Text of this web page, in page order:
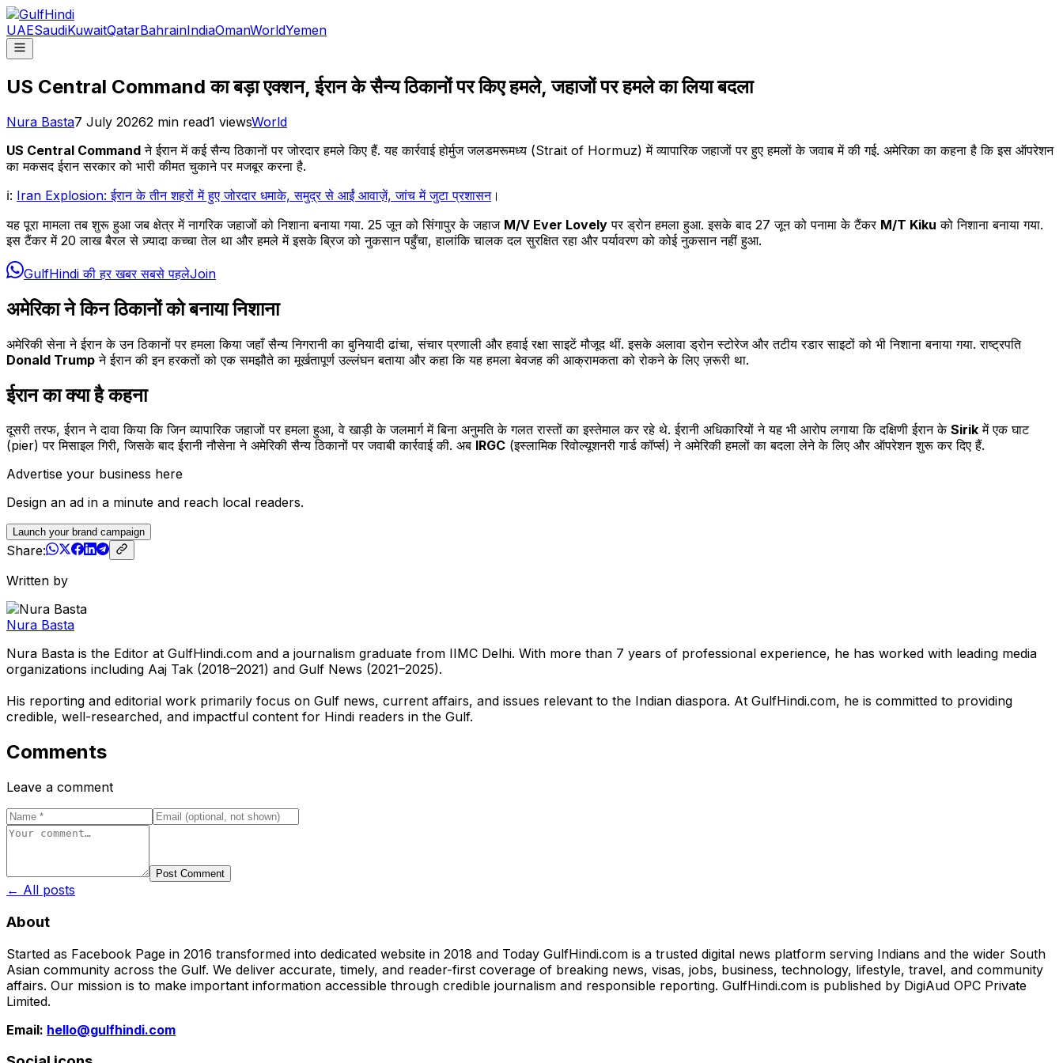
UAESaudiKuwaitQatarBahrainIndiaOmanWorldYemen
US Central Command का बड़ा एक्शन, ईरान के सैन्य ठिकानों पर किए हमले, जहाजों पर हमले का लिया बदला
Nura Basta7 July 20262 min read1 viewsWorld
US Central Command ने ईरान में कई सैन्य ठिकानों पर जोरदार हमले किए हैं. यह कार्रवाई होर्मुज जलडमरूमध्य (Strait of Hormuz) में व्यापारिक जहाजों पर हुए हमलों के जवाब में की गई. अमेरिका का कहना है कि इस ऑपरेशन
का मकसद ईरान सरकार को भारी कीमत चुकाने पर मजबूर करना है.
ℹ️: Iran Explosion: ईरान के तीन शहरों में हुए जोरदार धमाके, समुद्र से आईं आवाज़ें, जांच में जुटा प्रशासन।
यह पूरा मामला तब शुरू हुआ जब क्षेत्र में नागरिक जहाजों को निशाना बनाया गया. 25 जून को सिंगापुर के जहाज M/V Ever Lovely पर ड्रोन हमला हुआ. इसके बाद 27 जून को पनामा के टैंकर M/T Kiku को निशाना बनाया गया.
इस टैंकर में 20 लाख बैरल से ज़्यादा कच्चा तेल था और हमले में इसके ब्रिज को नुकसान पहुँचा, हालांकि चालक दल सुरक्षित रहा और पर्यावरण को कोई नुकसान नहीं हुआ.
GulfHindi की हर खबर सबसे पहलेJoin
अमेरिका ने किन ठिकानों को बनाया निशाना
अमेरिकी सेना ने ईरान के उन ठिकानों पर हमला किया जहाँ सैन्य निगरानी का बुनियादी ढांचा, संचार प्रणाली और हवाई रक्षा साइटें मौजूद थीं. इसके अलावा ड्रोन स्टोरेज और तटीय रडार साइटों को भी निशाना बनाया गया. राष्ट्रपति
Donald Trump ने ईरान की इन हरकतों को एक समझौते का मूर्खतापूर्ण उल्लंघन बताया और कहा कि यह हमला बेवजह की आक्रामकता को रोकने के लिए ज़रूरी था.
ईरान का क्या है कहना
दूसरी तरफ, ईरान ने दावा किया कि जिन व्यापारिक जहाजों पर हमला हुआ, वे खाड़ी के जलमार्ग में बिना अनुमति के गलत रास्तों का इस्तेमाल कर रहे थे. ईरानी अधिकारियों ने यह भी आरोप लगाया कि दक्षिणी ईरान के Sirik में एक घाट
(pier) पर मिसाइल गिरी, जिसके बाद ईरानी नौसेना ने अमेरिकी सैन्य ठिकानों पर जवाबी कार्रवाई की. अब IRGC (इस्लामिक रिवोल्यूशनरी गार्ड कॉर्प्स) ने अमेरिकी हमलों का बदला लेने के लिए और ऑपरेशन शुरू कर दिए हैं.
Advertise your business here
Design an ad in a minute and reach local readers.
Launch your brand campaign
Share:
Written by
Nura Basta
Nura Basta is the Editor at GulfHindi.com and a journalism graduate from IIMC Delhi. With more than 7 years of professional experience, he has worked with leading media
organizations including Aaj Tak (2018–2021) and Gulf News (2021–2025).
His reporting and editorial work primarily focus on Gulf news, current affairs, and issues relevant to the Indian diaspora. At GulfHindi.com, he is committed to providing
credible, well-researched, and impactful content for Hindi readers in the Gulf.
Comments
Leave a comment
Post Comment
← All posts
About
Started as Facebook Page in 2016 transformed into dedicated website in 2018 and Today GulfHindi.com is a trusted digital news platform serving Indians and the wider South
Asian community across the Gulf. We deliver accurate, timely, and reader-first coverage of breaking news, visas, jobs, business, technology, lifestyle, travel, and community
affairs. Our mission is to make important information accessible through credible journalism and responsible reporting. GulfHindi.com is published by DigiAud OPC Private
Limited.
Email: hello@gulfhindi.com